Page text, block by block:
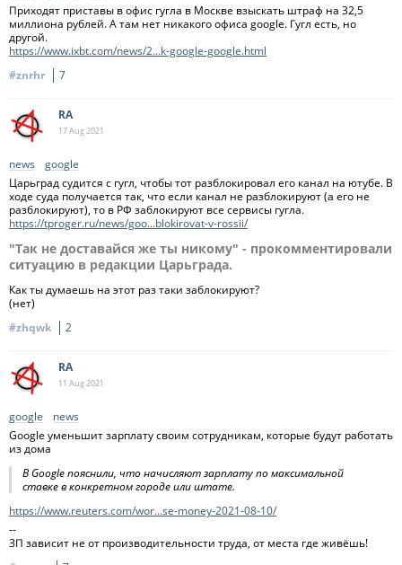
Приходят приставы в офис гугла в Москве взыскать штраф на 32,5
миллиона рублей. А там нет никакого офиса google. Гугл есть, но
другой.
https://www.ixbt.com/news/2...k-google-google.html
#znrhr
7
RA
17 Aug2021
news
google
Царьград судится с гугл, чтобы тот разблокировал его канал на ютубе. В
ходе суда получается так, что если канал не разблокируют (а его не
разблокируют), то в РФ заблокируют все сервисы гугла.
https://tproger.ru/news/goo...blokirovat-v-rossii/
"Так не доставайся же ты никому" - прокомментировали
ситуацию в редакции Царьграда.
Как ты думаешь на этот раз таки заблокируют?
(нет)
#zhqwk
2
RA
11 Aug2021
google
news
Google уменьшит зарплату своим сотрудникам, которые будут работать
из дома
В Google пояснили, что начисляют зарплату по максимальной
ставке в конкретном городе или штате.
https://www.reuters.com/wor...se-money-2021-08-10/
--
ЗП зависит не от производительности труда, от места где живёшь!